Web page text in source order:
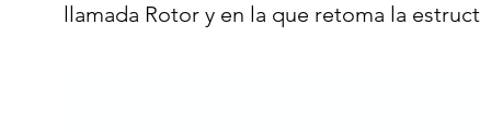
llamada Rotor y en la que retoma la